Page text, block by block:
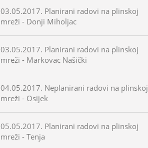
03.05.2017. Planirani radovi na plinskoj
mreži - Donji Miholjac
03.05.2017. Planirani radovi na plinskoj
mreži - Markovac Našički
04.05.2017. Neplanirani radovi na plinskoj
mreži - Osijek
05.05.2017. Planirani radovi na plinskoj
mreži - Tenja